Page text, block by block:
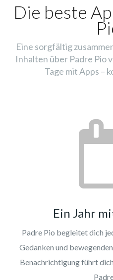
Die beste
Eine sorgfältig
Inhalten über Padre Pio
Tage mit Apps –
Ein Jahr
Padre Pio begleitet dich
Gedanken und
Benachrichtigung führt